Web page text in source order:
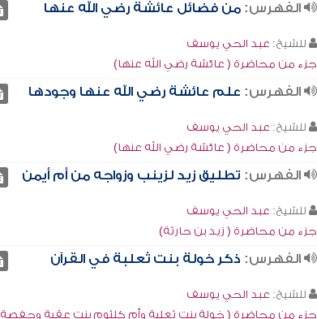
الفهرس: من فضائل عائشة رضي الله عنها
للشيخ: عبد الحي يوسف
جزء من محاضرة ( عائشة رضي الله عنها)
الفهرس: علم عائشة رضي الله عنها وجودها
للشيخ: عبد الحي يوسف
جزء من محاضرة ( عائشة رضي الله عنها)
الفهرس: تطليق زيد لزينب وزواجه من أم أيمن
للشيخ: عبد الحي يوسف
جزء من محاضرة ( زيد بن حارثة)
الفهرس: ذكر خولة بنت ثعلبة في القرآن
للشيخ: عبد الحي يوسف
جزء من محاضرة ( خولة بنت ثعلبة وأم كلثوم بنت عقبة وحفصة